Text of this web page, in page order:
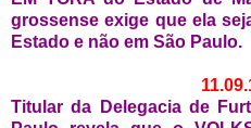
grossense exige que ela
Estado e não em São Paulo.
Titular da Delegacia de